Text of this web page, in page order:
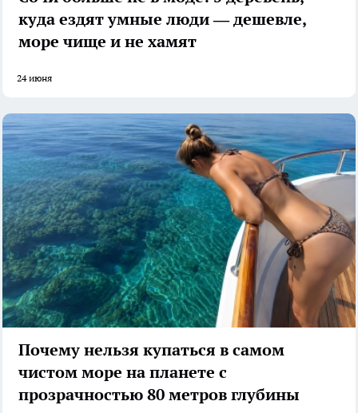
куда ездят умные люди — дешевле,
море чище и не хамят
24 июня
Почему нельзя купаться в самом
чистом море на планете с
прозрачностью 80 метров глубины